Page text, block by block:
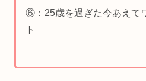
⑥：25歳を過ぎた今あえて
ト